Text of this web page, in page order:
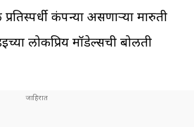
कंपन्या असणाऱ्या मारुती
लोकप्रिय मॉडेल्सची बोलती